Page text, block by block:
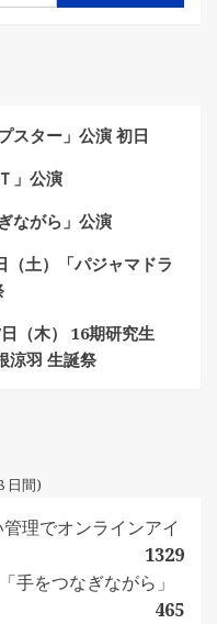
スター」公演 初日
」公演
ながら」公演
（土）「パジャマドラ
（木） 16期研究生
涼羽 生誕祭
日間)
理でオンラインアイ
1329
手をつなぎながら」
465